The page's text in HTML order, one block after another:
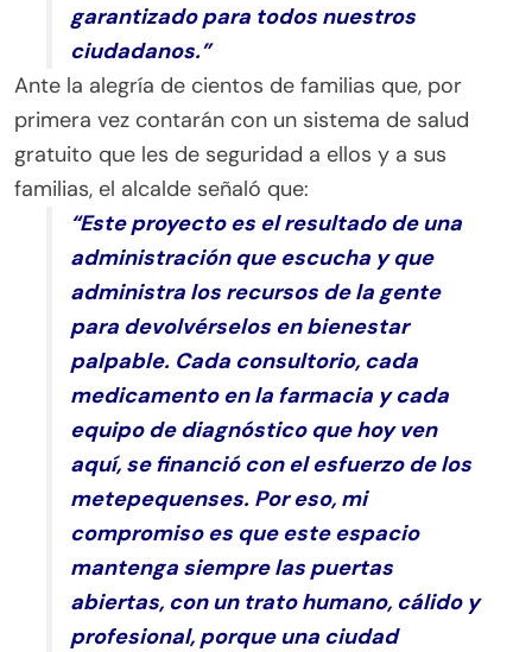
garantizado para todos nuestros
ciudadanos.”
Ante la alegría de cientos de familias que, por
primera vez contarán con un sistema de salud
gratuito que les de seguridad a ellos y a sus
familias, el alcalde señaló que:
“Este proyecto es el resultado de una
administración que escucha y que
administra los recursos de la gente
para devolvérselos en bienestar
palpable. Cada consultorio, cada
medicamento en la farmacia y cada
equipo de diagnóstico que hoy ven
aquí, se financió con el esfuerzo de los
metepequenses. Por eso, mi
compromiso es que este espacio
mantenga siempre las puertas
abiertas, con un trato humano, cálido y
profesional, porque una ciudad